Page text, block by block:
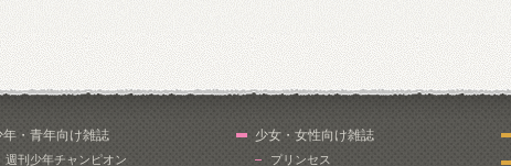
年・青年向け雑誌
週刊少年チャンピオン
少女・女性向け雑誌
プリンセス